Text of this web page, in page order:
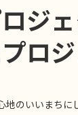
ジ
ロジ
地のいいまち